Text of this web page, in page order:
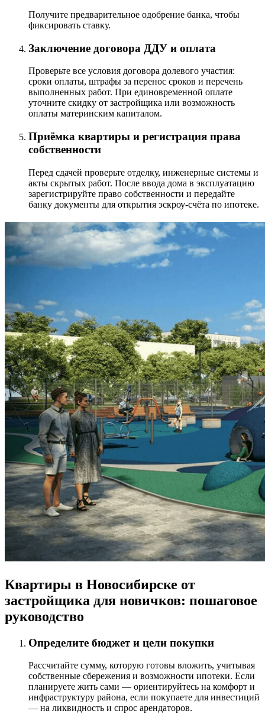
Получите предварительное одобрение банка, чтобы
фиксировать ставку.
Заключение договора ДДУ и оплата
Проверьте все условия договора долевого участия:
сроки оплаты, штрафы за перенос сроков и перечень
выполненных работ. При единовременной оплате
уточните скидку от застройщика или возможность
оплаты материнским капиталом.
Приёмка квартиры и регистрация права
собственности
Перед сдачей проверьте отделку, инженерные системы и
акты скрытых работ. После ввода дома в эксплуатацию
зарегистрируйте право собственности и передайте
банку документы для открытия эскроу-счёта по ипотеке.
Квартиры в Новосибирске от
застройщика для новичков: пошаговое
руководство
Определите бюджет и цели покупки
Рассчитайте сумму, которую готовы вложить, учитывая
собственные сбережения и возможности ипотеки. Если
планируете жить сами — ориентируйтесь на комфорт и
инфраструктуру района, если покупаете для инвестиций
— на ликвидность и спрос арендаторов.